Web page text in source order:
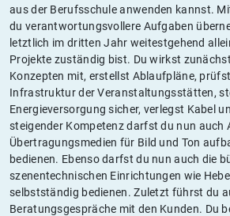
aus der Berufsschule anwenden kannst.
du verantwortungsvollere Aufgaben
letztlich im dritten Jahr weitestgehend
Projekte zuständig bist. Du wirkst
Konzepten mit, erstellst Ablaufpläne,
Infrastruktur der Veranstaltungsstätten,
Energieversorgung sicher, verlegst Kabel
steigender Kompetenz darfst du nun auch
Übertragungsmedien für Bild und Ton
bedienen. Ebenso darfst du nun auch die
szenentechnischen Einrichtungen wie
selbstständig bedienen. Zuletzt führst du
Beratungsgespräche mit den Kunden. Du